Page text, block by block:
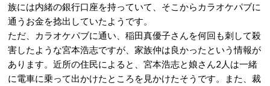
族には内緒の銀行口座を持っていて、そこからカラオケパブに
通うお金を捻出していたようです。
ただ、カラオケパブに通い、稲田真優子さんを何回も刺して殺
害したような宮本浩志ですが、家族仲は良かったという情報が
あります。近所の住民によると、宮本浩志と娘さん2人は一緒
に電車に乗って出かけたところを見かけたそうです。また、裁